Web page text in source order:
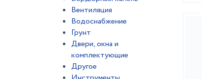
Вентиляция
Водоснабжение
Грунт
Двери, окна и
комплектующие
Другое